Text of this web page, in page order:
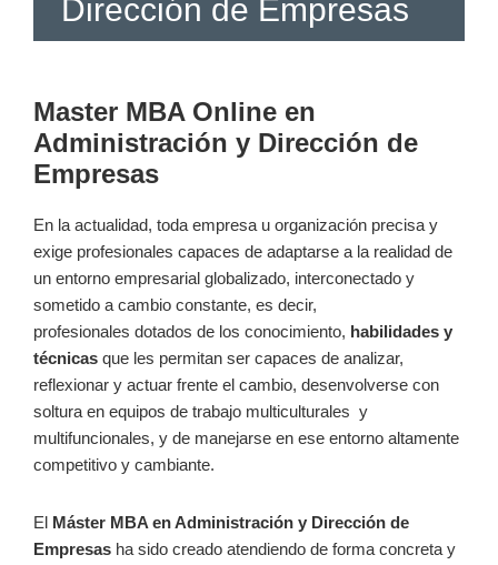
Dirección de Empresas
Master MBA Online en
Administración y Dirección de
Empresas
En la actualidad, toda empresa u organización precisa y
exige profesionales capaces de adaptarse a la realidad de
un entorno empresarial globalizado, interconectado y
sometido a cambio constante, es decir,
profesionales dotados de los conocimiento, habilidades y
técnicas que les permitan ser capaces de analizar,
reflexionar y actuar frente el cambio, desenvolverse con
soltura en equipos de trabajo multiculturales y
multifuncionales, y de manejarse en ese entorno altamente
competitivo y cambiante.
El Máster MBA en Administración y Dirección de
Empresas ha sido creado atendiendo de forma concreta y